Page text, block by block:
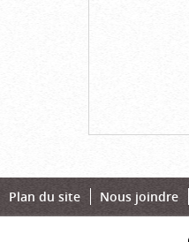
Plan du site Nous joindre